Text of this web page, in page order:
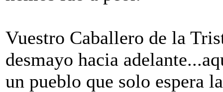
Vuestro Caballero de la
desmayo hacia
un pueblo que solo espera